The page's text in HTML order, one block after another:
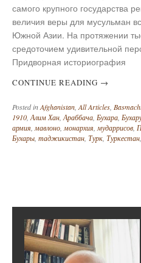
самого крупного государства
величия веры для мусульман
Южной Азии. На протяжении
средоточием удивительной
Придворная историография
CONTINUE READING →
Posted inAfghanistan,All Articles,
1910,Алим Хан,Араббача, Бухара,
армия,мавлоно,монархия,мударрисов,
Бухары, таджикистан, Турк, Туркестан,
Post navigation